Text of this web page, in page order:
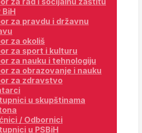
BiH
za pravdu i državnu
za okoliš
za sport i kulturu
za nauku i tehnologiju
za obrazovanje i nauku
za zdravstvo
u skupštinama
/ Odbornici
u PSBiH